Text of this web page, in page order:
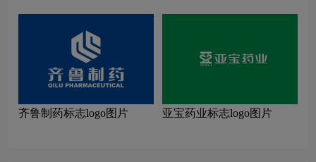
齐鲁制药标志logo图片 亚宝药业标志logo图片